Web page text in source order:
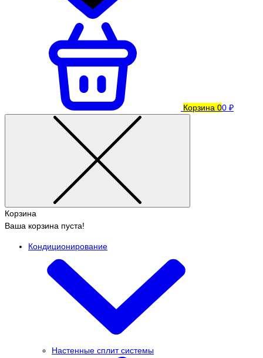
Корзина 00 ₽
Корзина
Ваша корзина пуста!
Кондиционирование
Настенные сплит системы